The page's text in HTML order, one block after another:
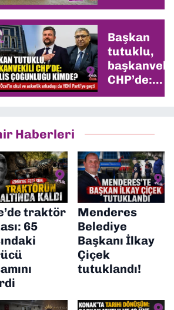
Başkan
tutuklu,
başkanvekili
CHP’de:
Meclis
Haberleri
traktör
65
Menderes
Belediye
Başkanı İlkay
Çiçek
tutuklandı!